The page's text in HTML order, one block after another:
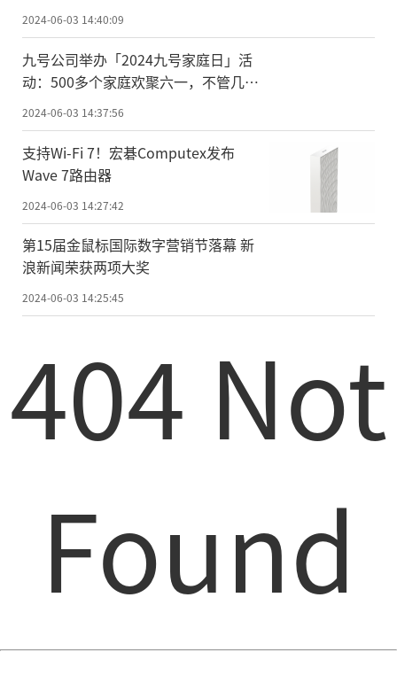
2024-06-03 14:40:09
九号公司举办「2024九号家庭日」活
动：500多个家庭欢聚六一，不管几
2024-06-03 14:37:56
支持Wi-Fi 7！宏碁Computex发布
Wave 7路由器
2024-06-03 14:27:42
第15届金鼠标国际数字营销节落幕 新
浪新闻荣获两项大奖
2024-06-03 14:25:45
404 Not
Found